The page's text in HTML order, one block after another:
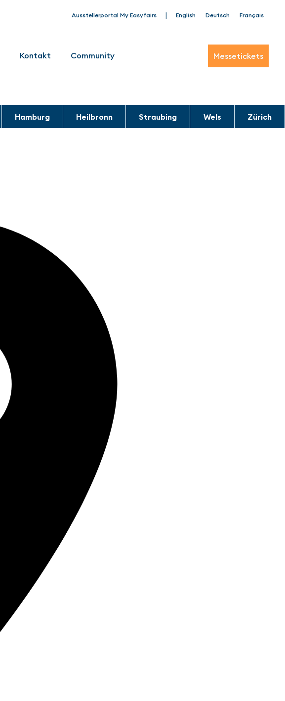
Ausstellerportal My Easyfairs | English Deutsch Français
Kontakt Community Messetickets
Hamburg Heilbronn Straubing Wels Zürich